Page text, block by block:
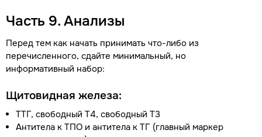
Часть 9. Анализы
Перед тем как начать принимать что-либо из
перечисленного, сдайте минимальный, но
информативный набор:
Щитовидная железа:
ТТГ, свободный Т4, свободный Т3
Антитела к ТПО и антитела к ТГ (главный маркер